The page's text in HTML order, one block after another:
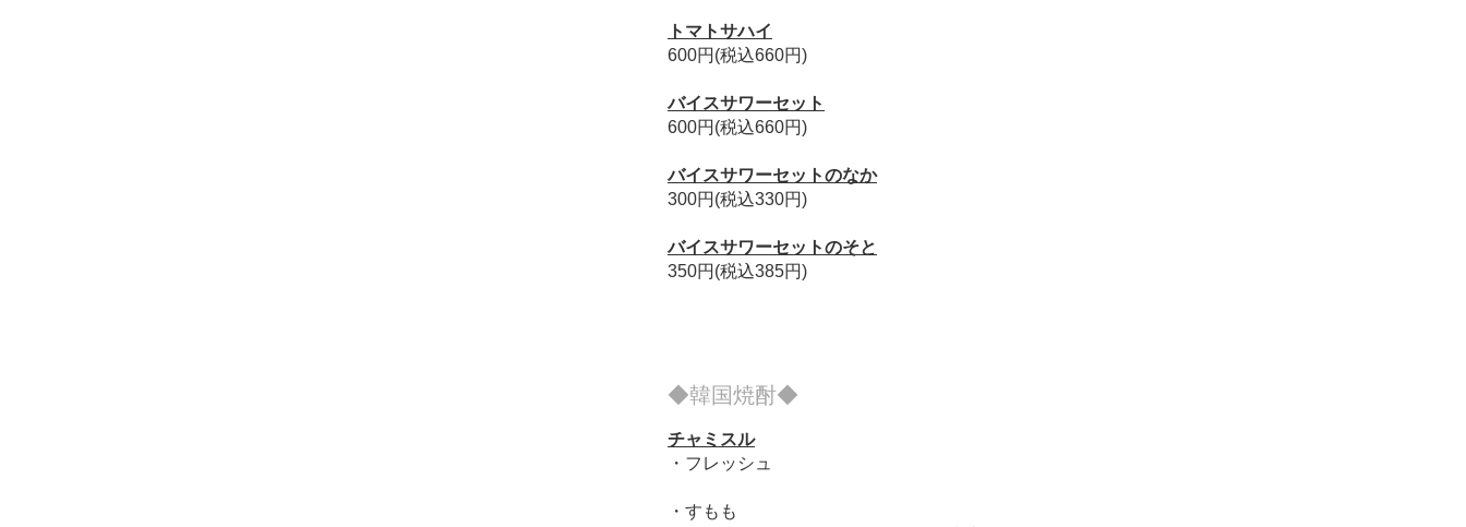
トマトサハイ
600円(税込660円)
バイスサワーセット
600円(税込660円)
バイスサワーセットのなか
300円(税込330円)
バイスサワーセットのそと
350円(税込385円)
◆韓国焼酎◆
チャミスル
・フレッシュ
・すもも